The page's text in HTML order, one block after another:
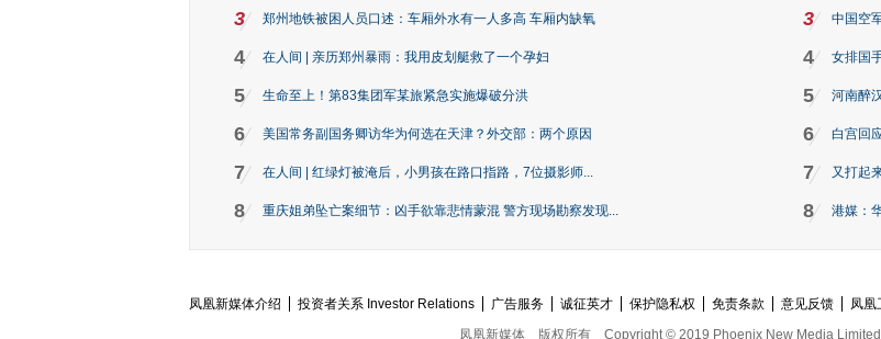
3 郑州地铁被困人员口述：车厢外水有一人多高 车厢内缺氧
4 在人间 | 亲历郑州暴雨：我用皮划艇救了一个孕妇
5 生命至上！第83集团军某旅紧急实施爆破分洪
6 美国常务副国务卿访华为何选在天津？外交部：两个原因
7 在人间 | 红绿灯被淹后，小男孩在路口指路，7位摄影师...
8 重庆姐弟坠亡案细节：凶手欲靠悲情蒙混 警方现场勘察发现...
3 中国空
4 女排国
5 河南醉
6 白宫回
7 又打起
8 港媒：
凤凰新媒体介绍 投资者关系 Investor Relations 广告服务 诚征英才 保护隐私权 免责条款 意见反馈 凤凰
凤凰新媒体
版权所有 Copyright © 2019 Phoenix New Media